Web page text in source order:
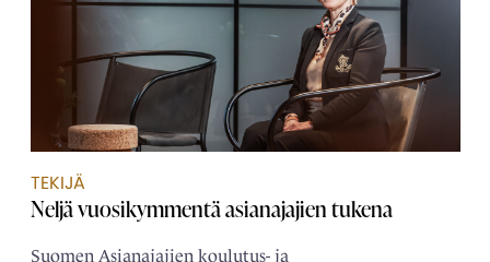
TEKIJÄ
Neljä ­vuosikymmentä ­asianajajien tukena
Suomen Asianajajien koulutus- ja